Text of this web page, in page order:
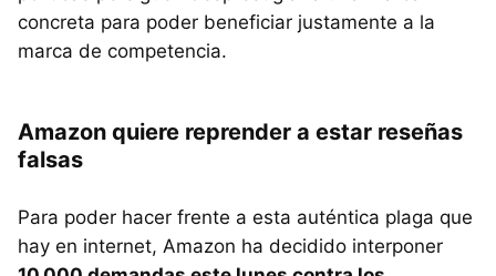
concreta para poder beneficiar justamente a la
marca de competencia.
Amazon quiere reprender a estar reseñas
falsas
Para poder hacer frente a esta auténtica plaga que
hay en internet, Amazon ha decidido interponer